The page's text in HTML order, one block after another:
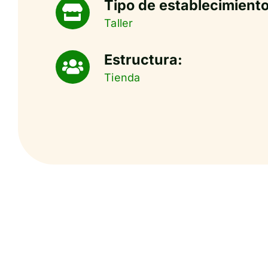
Tipo de
Taller
Estructura:
Tienda